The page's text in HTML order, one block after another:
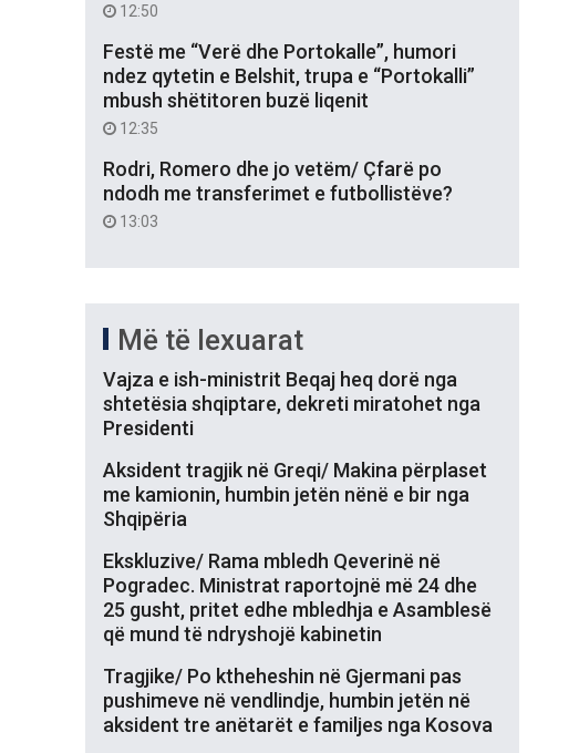
12:50
Festë me “Verë dhe Portokalle”, humori
ndez qytetin e Belshit, trupa e “Portokalli”
mbush shëtitoren buzë liqenit
12:35
Rodri, Romero dhe jo vetëm/ Çfarë po
ndodh me transferimet e futbollistëve?
13:03
Më të lexuarat
Vajza e ish-ministrit Beqaj heq dorë nga
shtetësia shqiptare, dekreti miratohet nga
Presidenti
Aksident tragjik në Greqi/ Makina përplaset
me kamionin, humbin jetën nënë e bir nga
Shqipëria
Ekskluzive/ Rama mbledh Qeverinë në
Pogradec. Ministrat raportojnë më 24 dhe
25 gusht, pritet edhe mbledhja e Asamblesë
që mund të ndryshojë kabinetin
Tragjike/ Po ktheheshin në Gjermani pas
pushimeve në vendlindje, humbin jetën në
aksident tre anëtarët e familjes nga Kosova